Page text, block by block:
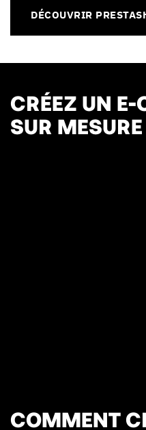
DÉCOUVRIR
CRÉEZ UN
SUR MESURE
COMMENT